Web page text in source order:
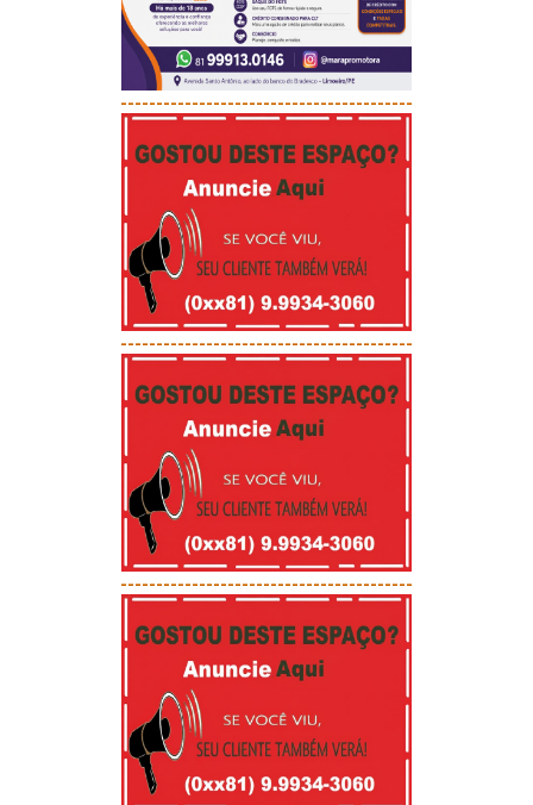
-----------------------------------------
-----------------------------------------
-----------------------------------------